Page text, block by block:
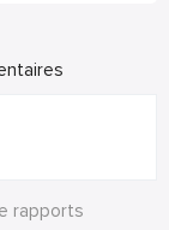
rapports